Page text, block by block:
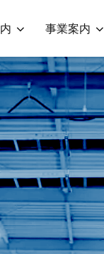
事業案内